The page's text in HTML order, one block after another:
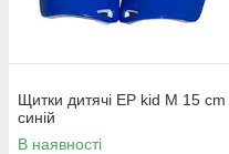
Щитки дитячі EP kid M 15 cm
синій
В наявності